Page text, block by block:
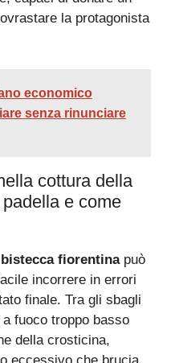
la protagonista
economico
senza rinunciare
cottura della
e come
bistecca fiorentinapuò
incorrere in errori
finale. Tra gli sbagli
fuoco troppo basso
della crosticina,
eccessivo che brucia